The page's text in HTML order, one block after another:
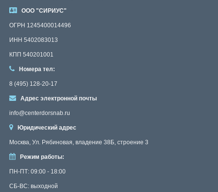
ООО "СИРИУС"
ОГРН 1245400014496
ИНН 5402083013
КПП 540201001
Номера тел:
8 (495) 128-20-17
Адрес электронной почты
info@centerdorsnab.ru
Юридический адрес
Москва, Ул. Рябиновая, владение 38Б, строение 3
Режим работы:
ПН-ПТ: 09:00 - 18:00
СБ-ВС: выходной